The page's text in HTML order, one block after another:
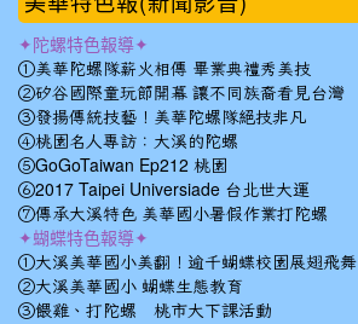
✦陀螺特色報導✦
①美華陀螺隊薪火相傳 畢業典禮秀美技
②矽谷國際童玩節開幕 讓不同族裔看見台灣
③發揚傳統技藝！美華陀螺隊絕技非凡
④桃園名人專訪：大溪的陀螺
⑤GoGoTaiwan Ep212 桃園
⑥2017 Taipei Universiade 台北世大運
⑦傳承大溪特色 美華國小暑假作業打陀螺
✦蝴蝶特色報導✦
①大溪美華國小美翻！逾千蝴蝶校園展翅飛舞
②大溪美華國小 蝴蝶生態教育
③餵雞、打陀螺 桃市大下課活動